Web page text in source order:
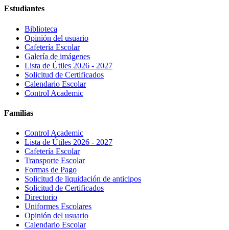
Estudiantes
Biblioteca
Opinión del usuario
Cafetería Escolar
Galería de imágenes
Lista de Útiles 2026 - 2027
Solicitud de Certificados
Calendario Escolar
Control Academic
Familias
Control Academic
Lista de Útiles 2026 - 2027
Cafetería Escolar
Transporte Escolar
Formas de Pago
Solicitud de liquidación de anticipos
Solicitud de Certificados
Directorio
Uniformes Escolares
Opinión del usuario
Calendario Escolar